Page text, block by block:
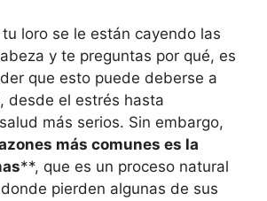
loro se le están cayendo las
y te preguntas por qué, es
que esto puede deberse a
desde el estrés hasta
más serios. Sin embargo,
más comunes es la
**, que es un proceso natural
pierden algunas de sus